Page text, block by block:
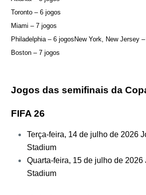
Toronto – 6 jogos
Miami – 7 jogos
Philadelphia – 6 jogosNew York, New Jersey
Boston – 7 jogos
Jogos das semifinais da
FIFA 26
Terça-feira, 14 de julho de 2026
Stadium
Quarta-feira, 15 de julho de 2026
Stadium